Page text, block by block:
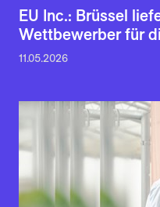
EU Inc.: Brüssel
Wettbewerber für
11.05.2026